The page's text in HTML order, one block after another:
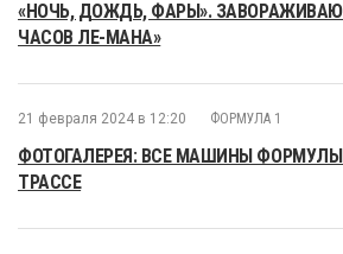
«НОЧЬ, ДОЖДЬ, ФАРЫ».
ЧАСОВ ЛЕ-МАНА»
21 февраля 2024 в 12:20 ФОРМУЛА 1
ФОТОГАЛЕРЕЯ: ВСЕ МАШИНЫ ФОРМУЛЫ
ТРАССЕ